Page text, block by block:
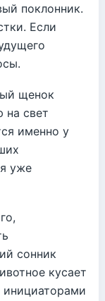
поклонник.
Если
щенок
на свет
именно у
уже
сонник
кусает
инициаторами